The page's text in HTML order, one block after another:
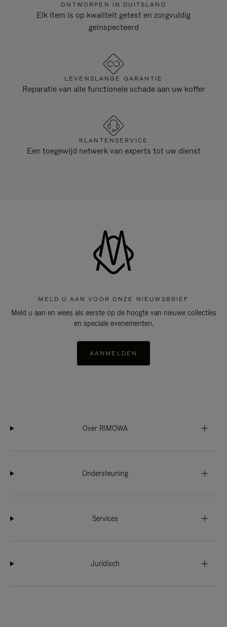
ONTWORPEN IN DUITSLAND
Elk item is op kwaliteit getest en zorgvuldig
geïnspecteerd
LEVENSLANGE GARANTIE
Reparatie van alle functionele schade aan uw koffer
KLANTENSERVICE
Een toegewijd netwerk van experts tot uw dienst
MELD U AAN VOOR ONZE NIEUWSBRIEF
Meld u aan en wees als eerste op de hoogte van nieuwe collecties
en speciale evenementen.
AANMELDEN
Over RIMOWA
Ondersteuning
Services
Juridisch